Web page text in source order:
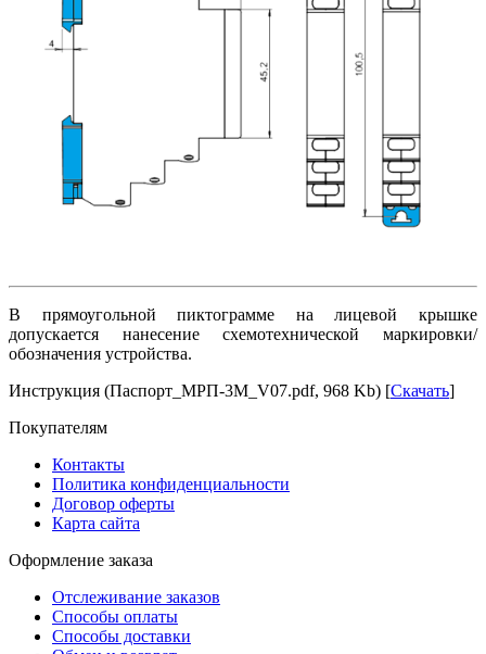
В прямоугольной пиктограмме на лицевой крышке
допускается нанесение схемотехнической маркировки/
обозначения устройства.
Инструкция (Паспорт_МРП-3М_V07.pdf, 968 Kb) [Скачать]
Покупателям
Контакты
Политика конфиденциальности
Договор оферты
Карта сайта
Оформление заказа
Отслеживание заказов
Способы оплаты
Способы доставки